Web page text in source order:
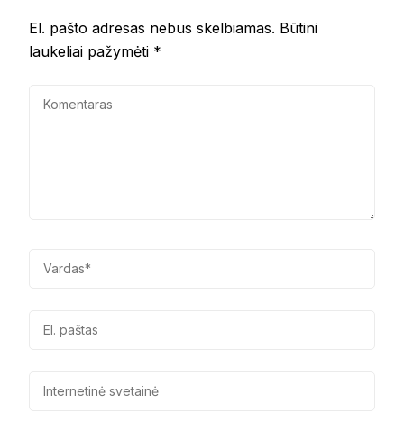
El. pašto adresas nebus skelbiamas. Būtini
laukeliai pažymėti *